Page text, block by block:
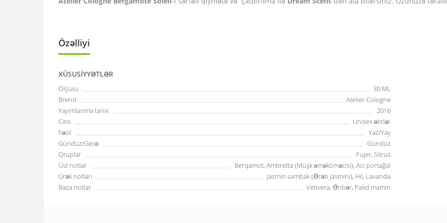
Özəlliyi
XÜSUSIYYƏTLƏR
Ölçüsü
30 ML
Brend
Atelier Cologne
Yayımlanma tarixi
2016
Cins
Unisex ətirlər
Fəsil
Yaz/Yay
Gündüz/Gecə
Gündüz
Qruplar
Fujer, Sitrus
Üst notlar
Berqamot, Ambretta (Müşk əməköməcisi), Acı portağal
Ürək notları
Jasmin sambak (Ərəb jasmini), Hil, Lavanda
Baza notlar
Vetivera, Ənbər, Palıd mamırı